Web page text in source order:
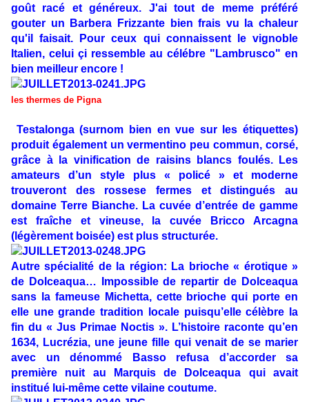
goût racé et généreux. J'ai tout de meme préféré
gouter un Barbera Frizzante bien frais vu la chaleur
qu'il faisait. Pour ceux qui connaissent le vignoble
Italien, celui çi ressemble au célébre "Lambrusco" en
bien meilleur encore !
les thermes de Pigna
Testalonga (surnom bien en vue sur les étiquettes)
produit également un vermentino peu commun, corsé,
grâce à la vinification de raisins blancs foulés. Les
amateurs d’un style plus « policé » et moderne
trouveront des rossese fermes et distingués au
domaine Terre Bianche. La cuvée d’entrée de gamme
est fraîche et vineuse, la cuvée Bricco Arcagna
(légèrement boisée) est plus structurée.
Autre spécialité de la région: La brioche « érotique »
de Dolceaqua… Impossible de repartir de Dolceaqua
sans la fameuse Michetta, cette brioche qui porte en
elle une grande tradition locale puisqu’elle célèbre la
fin du « Jus Primae Noctis ». L’histoire raconte qu’en
1634, Lucrézia, une jeune fille qui venait de se marier
avec un dénommé Basso refusa d’accorder sa
première nuit au Marquis de Dolceaqua qui avait
institué lui-même cette vilaine coutume.